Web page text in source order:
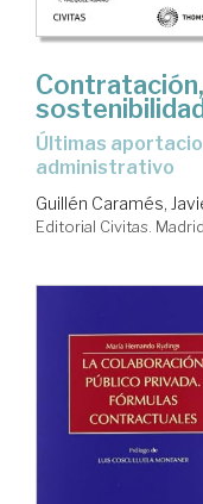
últimas aportaciones desde el Derecho
administrativo
Guillén Caramés,
Editorial Civitas.